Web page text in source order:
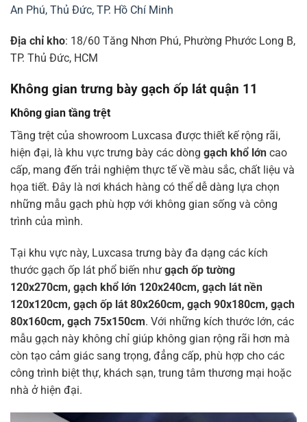
An Phú, Thủ Đức, TP. Hồ Chí Minh
Địa chỉ kho: 18/60 Tăng Nhơn Phú, Phường Phước Long B,
TP. Thủ Đức, HCM
Không gian trưng bày gạch ốp lát quận 11
Không gian tầng trệt
Tầng trệt của showroom Luxcasa được thiết kế rộng rãi,
hiện đại, là khu vực trưng bày các dòng gạch khổ lớn cao
cấp, mang đến trải nghiệm thực tế về màu sắc, chất liệu và
họa tiết. Đây là nơi khách hàng có thể dễ dàng lựa chọn
những mẫu gạch phù hợp với không gian sống và công
trình của mình.
Tại khu vực này, Luxcasa trưng bày đa dạng các kích
thước gạch ốp lát phổ biến như gạch ốp tường
120x270cm, gạch khổ lớn 120x240cm, gạch lát nền
120x120cm, gạch ốp lát 80x260cm, gạch 90x180cm, gạch
80x160cm, gạch 75x150cm. Với những kích thước lớn, các
mẫu gạch này không chỉ giúp không gian rộng rãi hơn mà
còn tạo cảm giác sang trọng, đẳng cấp, phù hợp cho các
công trình biệt thự, khách sạn, trung tâm thương mại hoặc
nhà ở hiện đại.